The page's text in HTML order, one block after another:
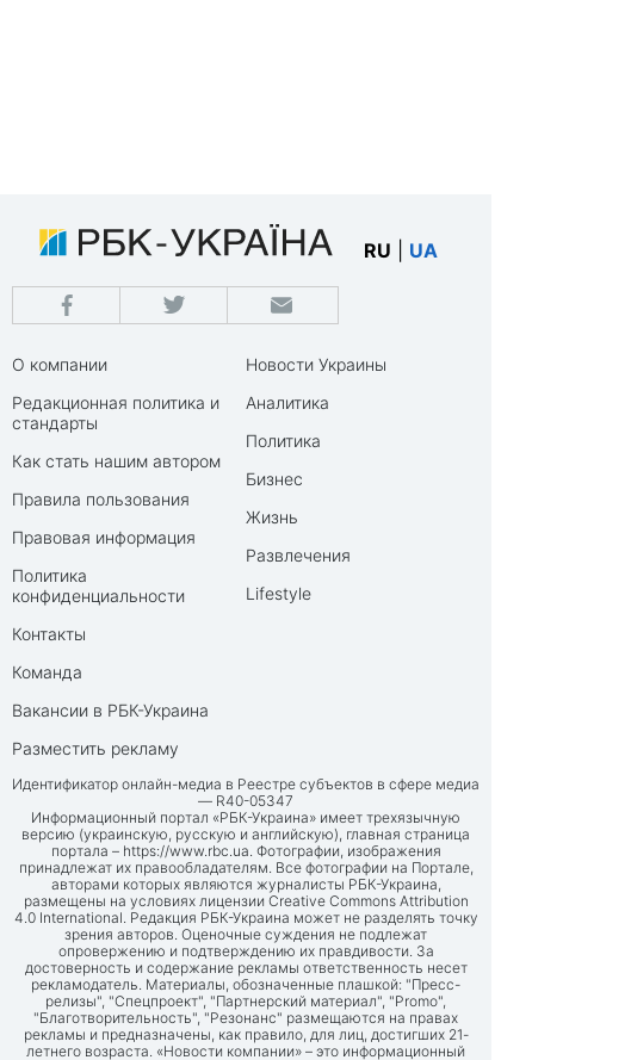
RU UA
О компании
Редакционная политика и
стандарты
Как стать нашим автором
Правила пользования
Правовая информация
Политика
конфиденциальности
Контакты
Команда
Вакансии в РБК-Украина
Разместить рекламу
Новости Украины
Аналитика
Политика
Бизнес
Жизнь
Развлечения
Lifestyle
Идентификатор онлайн-медиа в Реестре субъектов в сфере медиа
— R40-05347
Информационный портал «РБК-Украина» имеет трехязычную
версию (украинскую, русскую и английскую), главная страница
портала – https://www.rbc.ua. Фотографии, изображения
принадлежат их правообладателям. Все фотографии на Портале,
авторами которых являются журналисты РБК-Украина,
размещены на условиях лицензии Creative Commons Attribution
4.0 International. Редакция РБК-Украина может не разделять точку
зрения авторов. Оценочные суждения не подлежат
опровержению и подтверждению их правдивости. За
достоверность и содержание рекламы ответственность несет
рекламодатель. Материалы, обозначенные плашкой: "Пресс-
релизы", "Спецпроект", "Партнерский материал", "Promo",
"Благотворительность", "Резонанс" размещаются на правах
рекламы и предназначены, как правило, для лиц, достигших 21-
летнего возраста. «Новости компании» – это информационный